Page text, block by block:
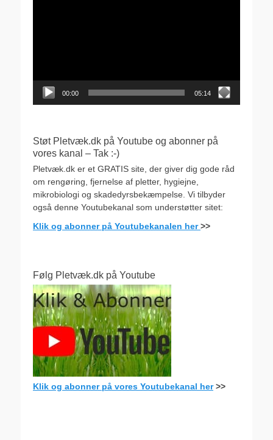
00:00 05:14
Støt Pletvæk.dk på Youtube og abonner på
vores kanal – Tak :-)
Pletvæk.dk er et GRATIS site, der giver dig gode råd
om rengøring, fjernelse af pletter, hygiejne,
mikrobiologi og skadedyrsbekæmpelse. Vi tilbyder
også denne Youtubekanal som understøtter sitet:
Klik og abonner på Youtubekanalen her>>
Følg Pletvæk.dk på Youtube
Klik og abonner på vores Youtubekanal her>>